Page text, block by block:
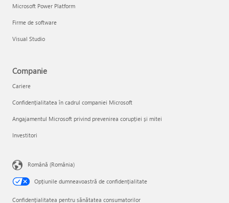
Microsoft Power Platform
Firme de software
Visual Studio
Companie
Cariere
Confidențialitatea în cadrul companiei Microsoft
Angajamentul Microsoft privind prevenirea corupției și mitei
Investitori
Română (România)
Opțiunile dumneavoastră de confidențialitate
Confidențialitatea pentru sănătatea consumatorilor